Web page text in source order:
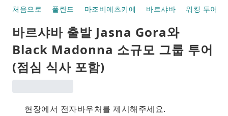
처음으로 폴란드 마조비에츠키에 바르샤바 워킹 투어
바르샤바 출발 Jasna Gora와
Black Madonna 소규모 그룹 투어
(점심 식사 포함)
현장에서 전자바우처를 제시해주세요.